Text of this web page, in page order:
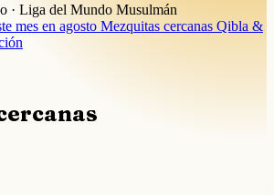
· Liga del Mundo Musulmán
mes en agosto Mezquitas cercanas Qibla &